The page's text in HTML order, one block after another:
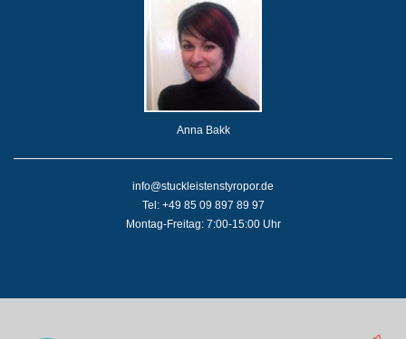
Anna Bakk
info@stuckleistenstyropor.de
Tel: +49 85 09 897 89 97
Montag-Freitag: 7:00-15:00 Uhr